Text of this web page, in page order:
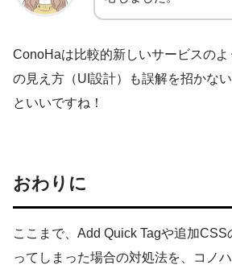
ConoHaは比較的新しいサービスの
の見え方（UI設計）も誤解を招かな
といいですね！
おわりに
ここまで、Add Quick Tagや追加
ってしまった場合の対処法を、コノ